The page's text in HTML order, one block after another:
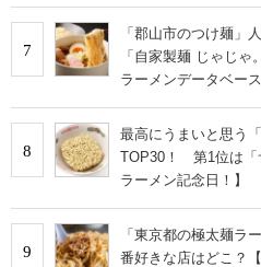
7
「郡山市のつけ麺
「自家製麺 じゃじゃ
ラーメンデータベース
8
最高にうまいと思う
TOP30！ 第1位は「
ラーメン記念日！】
9
「東京都の極太麺
番好きな店はどこ？